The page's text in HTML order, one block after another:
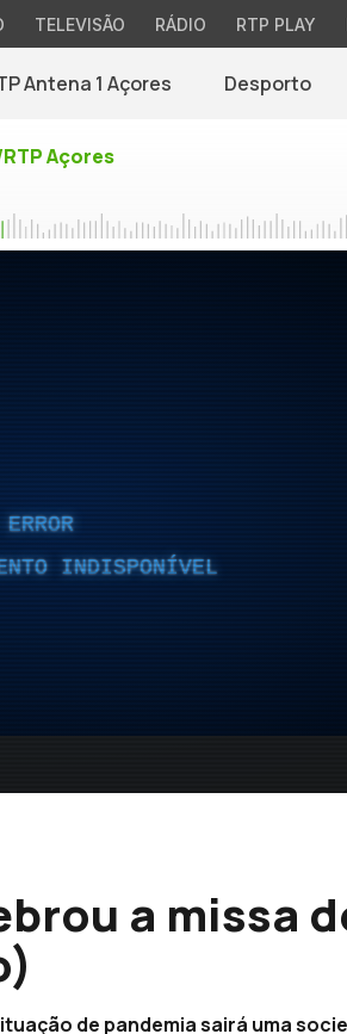
TELEVISÃO RÁDIO RTP PLAY
Antena 1 Açores Desporto
Açores
INDISPONÍVEL
a missa
de pandemia sairá uma